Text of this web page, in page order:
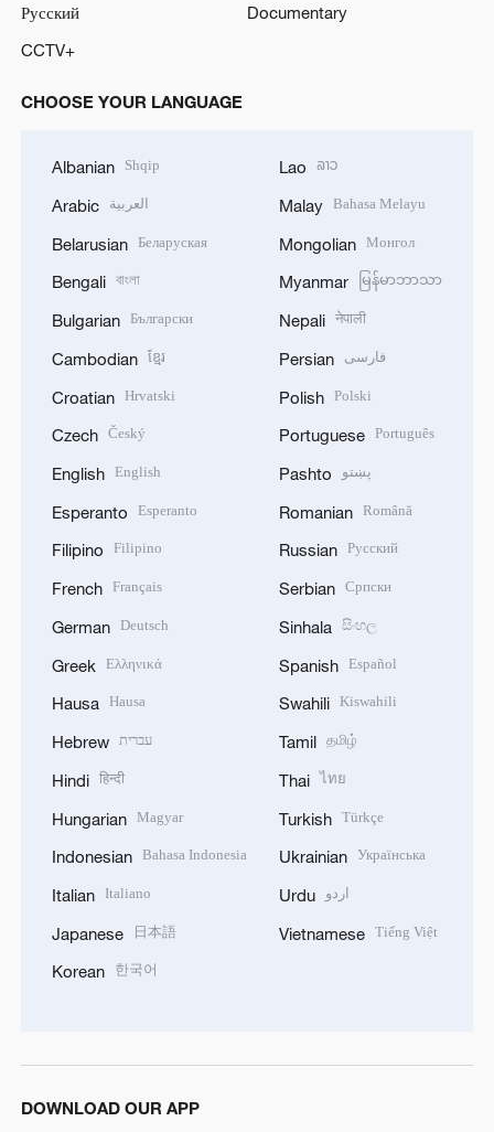
Русский
Documentary
CCTV+
CHOOSE YOUR LANGUAGE
Albanian Shqip
Arabic العربية
Belarusian Беларуская
Bengali বাংলা
Bulgarian Български
Cambodian ខ្មែរ
Croatian Hrvatski
Czech Český
English English
Esperanto Esperanto
Filipino Filipino
French Français
German Deutsch
Greek Ελληνικά
Hausa Hausa
Hebrew עברית
Hindi हिन्दी
Hungarian Magyar
Indonesian Bahasa Indonesia
Italian Italiano
Japanese 日本語
Korean 한국어
Lao ລາວ
Malay Bahasa Melayu
Mongolian Монгол
Myanmar မြန်မာဘာသာ
Nepali नेपाली
Persian فارسی
Polish Polski
Portuguese Português
Pashto پښتو
Romanian Română
Russian Русский
Serbian Српски
Sinhala සිංහල
Spanish Español
Swahili Kiswahili
Tamil தமிழ்
Thai ไทย
Turkish Türkçe
Ukrainian Українська
Urdu اردو
Vietnamese Tiếng Việt
DOWNLOAD OUR APP